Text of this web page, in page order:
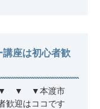
座は初心者歓
い▼ ▼ ▼本渡市
歓迎はココです